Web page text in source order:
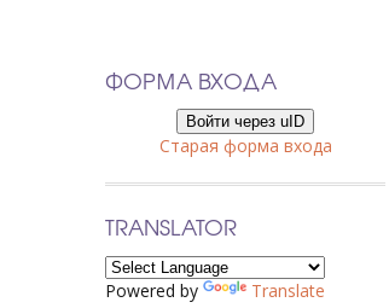
ФОРМА ВХОДА
Войти через uID
Старая форма входа
TRANSLATOR
Powered by Translate